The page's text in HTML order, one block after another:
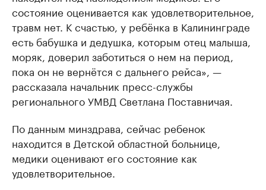
состояние оценивается как удовлетворительное,
травм нет. К счастью, у ребёнка в Калининграде
есть бабушка и дедушка, которым отец малыша,
моряк, доверил заботиться о нем на период,
пока он не вернётся с дальнего рейса», —
рассказала начальник пресс-службы
регионального УМВД Светлана Поставничая.
По данным минздрава, сейчас ребенок
находится в Детской областной больнице,
медики оценивают его состояние как
удовлетворительное.